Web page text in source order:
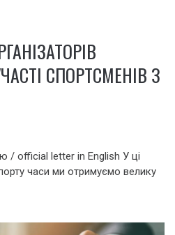
СПОРТСМЕНІВ З
/ official letter in English У ці
часи ми отримуємо велику